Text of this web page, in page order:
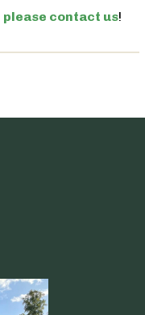
please contact us!